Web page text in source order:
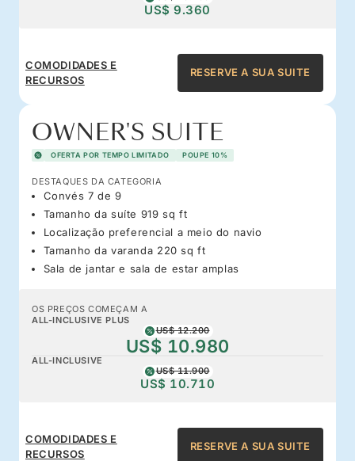
US$ 9.360
COMODIDADES E
RECURSOS
RESERVE A SUA SUITE
OWNER'S SUITE
OFERTA POR TEMPO LIMITADO POUPE 10%
DESTAQUES DA CATEGORIA
Convés 7 de 9
Tamanho da suíte 919 sq ft
Localização preferencial a meio do navio
Tamanho da varanda 220 sq ft
Sala de jantar e sala de estar amplas
OS PREÇOS COMEÇAM A
ALL-INCLUSIVE PLUS
US$ 12.200
US$ 10.980
ALL-INCLUSIVE
US$ 11.900
US$ 10.710
COMODIDADES E
RECURSOS
RESERVE A SUA SUITE